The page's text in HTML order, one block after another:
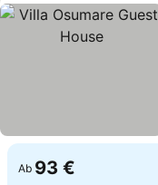
Ab 93 €